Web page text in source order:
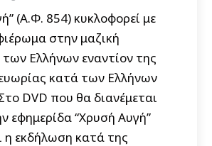
(Α.Φ. 854) κυκλοφορεί με
στην μαζική
Ελλήνων εναντίον της
κατά των Ελλήνων
DVD που θα διανέμεται
εφημερίδα “Χρυσή Αυγή”
η εκδήλωση κατά της